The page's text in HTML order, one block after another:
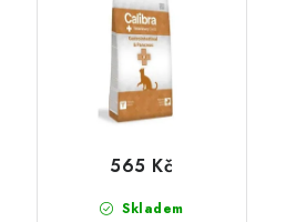
Skladem
565 Kč